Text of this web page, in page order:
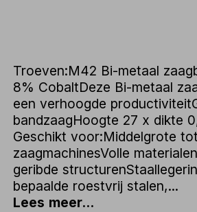
Troeven:M42 Bi-metaal
8% CobaltDeze Bi-metaal
een verhoogde
bandzaagHoogte 27 x dikte
Geschikt voor:Middelgrote
zaagmachinesVolle
geribde
bepaalde roestvrij stalen,...
Lees meer...